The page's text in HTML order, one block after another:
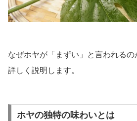
なぜホヤが「まずい」と言われる
詳しく説明します。
ホヤの独特の味わいとは